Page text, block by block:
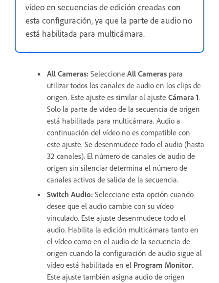
vídeo en secuencias de edición creadas con
esta configuración, ya que la parte de audio no
está habilitada para multicámara.
All Cameras: Seleccione All Cameras para
utilizar todos los canales de audio en los clips de
origen. Este ajuste es similar al ajuste Cámara 1.
Solo la parte de vídeo de la secuencia de origen
está habilitada para multicámara. Audio a
continuación del vídeo no es compatible con
este ajuste. Se desenmudece todo el audio (hasta
32 canales). El número de canales de audio de
origen sin silenciar determina el número de
canales activos de salida de la secuencia.
Switch Audio: Seleccione esta opción cuando
desee que el audio cambie con su vídeo
vinculado. Este ajuste desenmudece todo el
audio. Habilita la edición multicámara tanto en
el vídeo como en el audio de la secuencia de
origen cuando la configuración de audio sigue al
vídeo está habilitada en el Program Monitor.
Este ajuste también asigna audio de origen